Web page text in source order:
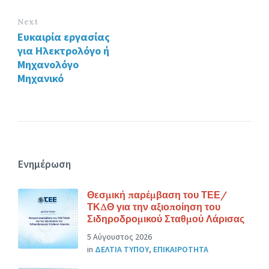
Next
Ευκαιρία εργασίας
για Ηλεκτρολόγο ή
Μηχανολόγο
Μηχανικό
Ενημέρωση
Θεσμική παρέμβαση του ΤΕΕ/
ΤΚΔΘ για την αξιοποίηση του
Σιδηροδρομικού Σταθμού Λάρισας
5 Αύγουστος 2026
in ΔΕΛΤΙΑ ΤΥΠΟΥ, ΕΠΙΚΑΙΡΟΤΗΤΑ